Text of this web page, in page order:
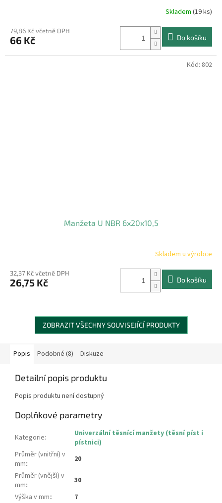
Skladem (19 ks)
79,86 Kč včetně DPH
66 Kč Do košíku
Manžeta U NBR 6x20x10,5
Skladem u výrobce
32,37 Kč včetně DPH
26,75 Kč Do košíku
Kód: 802
ZOBRAZIT VŠECHNY SOUVISEJÍCÍ PRODUKTY
Popis Podobné (8) Diskuze
Detailní popis produktu
Popis produktu není dostupný
Doplňkové parametry
Kategorie:
Univerzální těsnící manžety (těsní píst i
pístnici)
Průměr (vnitřní) v
mm::
20
Průměr (vnější) v
mm::
30
Výška v mm:: 7